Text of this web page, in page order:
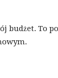
budżet. To